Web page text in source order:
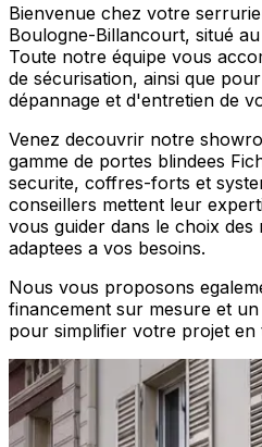
Bienvenue chez votre
Boulogne-Billancourt, situé au
Toute notre équipe vous
de sécurisation, ainsi que
dépannage et d'entretien de
Venez decouvrir notre
gamme de portes blindees
securite, coffres-forts et
conseillers mettent leur
vous guider dans le choix des
adaptees a vos besoins.
Nous vous proposons
financement sur mesure et
pour simplifier votre projet en